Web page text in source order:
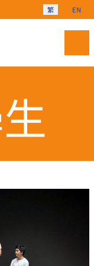
選擇你的語言
繁 EN